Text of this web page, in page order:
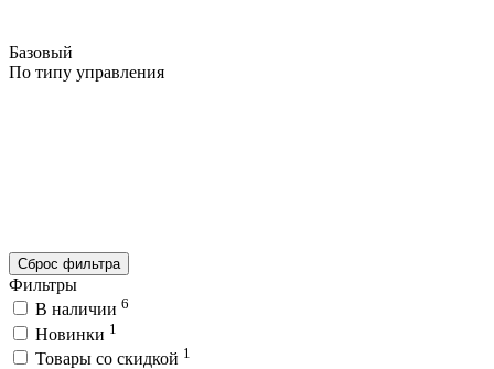
Базовый
По типу управления
Сброс фильтра
Фильтры
В наличии 6
Новинки 1
Товары со скидкой 1